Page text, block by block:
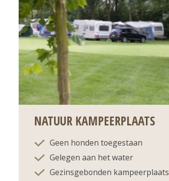
NATUUR KAMPEERPLAATS
Geen honden toegestaan
Gelegen aan het water
Gezinsgebonden kampeerplaats